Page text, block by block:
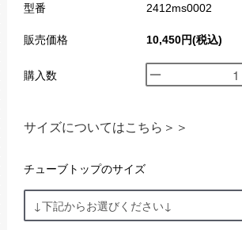
型番 2412ms0002
販売価格 10,450円(税込)
購入数
サイズについてはこちら＞＞
チューブトップのサイズ